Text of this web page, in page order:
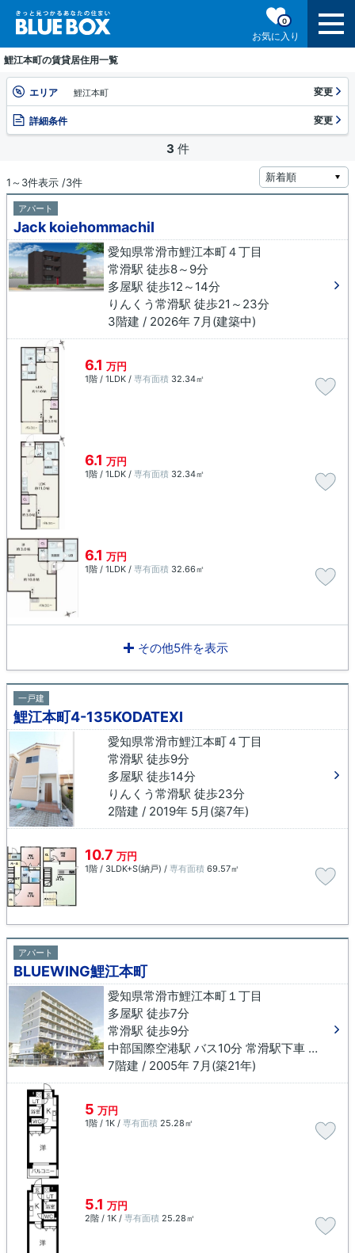
お気に入り
0
鯉江本町の賃貸居住用一覧
エリア 鯉江本町 変更
詳細条件 変更
3 件
1～3件表示 /3件
アパート
Jack koiehommachiⅠ
愛知県常滑市鯉江本町４丁目
常滑駅 徒歩8～9分
多屋駅 徒歩12～14分
りんくう常滑駅 徒歩21～23分
3階建 / 2026年 7月(建築中)
6.1 万円
1階 / 1LDK / 専有面積 32.34㎡
6.1 万円
1階 / 1LDK / 専有面積 32.34㎡
6.1 万円
1階 / 1LDK / 専有面積 32.66㎡
その他5件を表示
一戸建
鯉江本町4-135KODATEXⅠ
愛知県常滑市鯉江本町４丁目
常滑駅 徒歩9分
多屋駅 徒歩14分
りんくう常滑駅 徒歩23分
2階建 / 2019年 5月(築7年)
10.7 万円
1階 / 3LDK+S(納戸) / 専有面積 69.57㎡
アパート
BLUEWING鯉江本町
愛知県常滑市鯉江本町１丁目
多屋駅 徒歩7分
常滑駅 徒歩9分
中部国際空港駅 バス10分 常滑駅下車 徒歩10分
7階建 / 2005年 7月(築21年)
5 万円
1階 / 1K / 専有面積 25.28㎡
5.1 万円
2階 / 1K / 専有面積 25.28㎡